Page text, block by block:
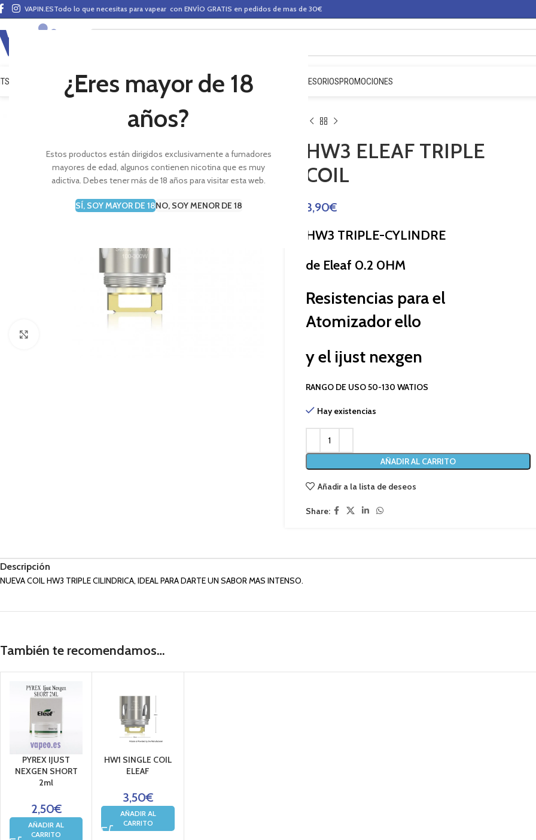
¿Eres mayor de 18
años?
Estos productos están dirigidos exclusivamente a fumadores
mayores de edad, algunos contienen nicotina que es muy
adictiva. Debes tener más de 18 años para visitar esta web.
SÍ, SOY MAYOR DE 18NO, SOY MENOR DE 18
VAPIN.ESTodo lo que necesitas para vapear con ENVÍO GRATIS en pedidos de mas de 30€
VAPEO MODS CLAROMIZADORES BASES Y AROMAS (ALQUIMIA) ACCESORIOSPROMOCIONES
HW3 ELEAF TRIPLE
COIL
3,90€
HW3 TRIPLE-CYLINDRE
de Eleaf 0.2 0HM
Resistencias para el
Atomizador ello
y el ijust nexgen
RANGO DE USO 50-130 WATIOS
Hay existencias
AÑADIR AL CARRITO
Añadir a la lista de deseos
Share:
Descripción
NUEVA COIL HW3 TRIPLE CILINDRICA, IDEAL PARA DARTE UN SABOR MAS INTENSO.
También te recomendamos…
PYREX IJUST
NEXGEN SHORT
2ml
2,50€
AÑADIR AL
CARRITO
HW1 SINGLE COIL
ELEAF
3,50€
AÑADIR AL
CARRITO